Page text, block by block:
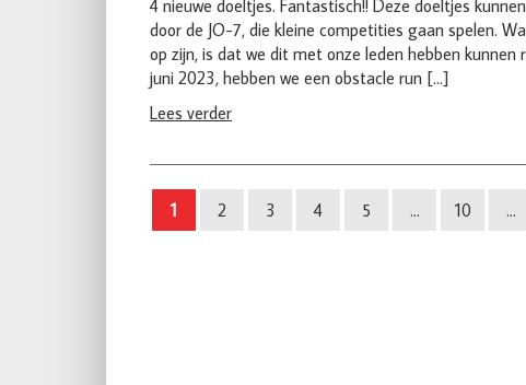
4 nieuwe doeltjes. Fantastisch!! Deze doeltjes
door de JO-7, die kleine competities gaan spelen.
op zijn, is dat we dit met onze leden hebben kunnen
juni 2023, hebben we een obstacle run […]
Lees verder
1 2 3 4 5 ... 10 ...